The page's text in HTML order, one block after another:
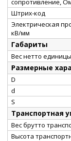
сопротивление,
Штрих-код
Электрическая
кВ/мм
Габариты
Вес нетто
Размерные
D
d
S
Транспортная
Вес брутто
Высота